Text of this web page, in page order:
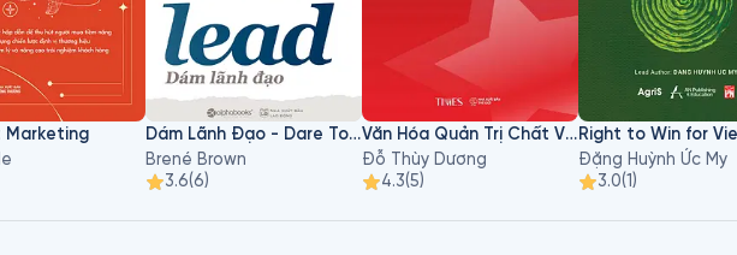
Marketing
Dám Lãnh Đạo - Dare To Lead
Brené Brown
3.6(6)
Văn Hóa Quản Trị Chất Việt
Đỗ Thùy Dương
4.3(5)
Đặng Huỳnh Ức My
3.0(1)